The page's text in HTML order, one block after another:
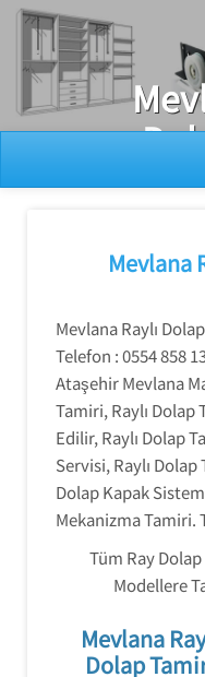
Ray Dolap Tamiri
Mevlana
Mevlana Raylı
Telefon : 0554 858
Ataşehir Mevlana
Tamiri, Raylı Dolap
Edilir, Raylı Dolap
Servisi, Raylı Dolap
Dolap Kapak
Mekanizma Tamiri.
Tüm Ray
Modellere
Mevlana
Dolap